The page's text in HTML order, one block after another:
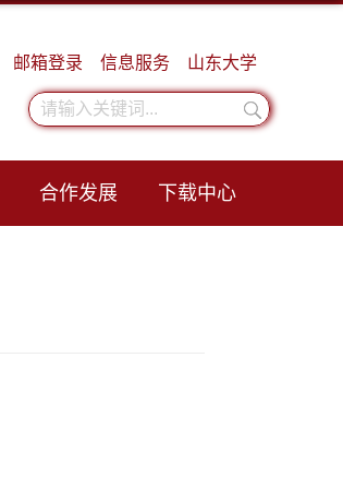
邮箱登录 信息服务 山东大学
合作发展 下载中心